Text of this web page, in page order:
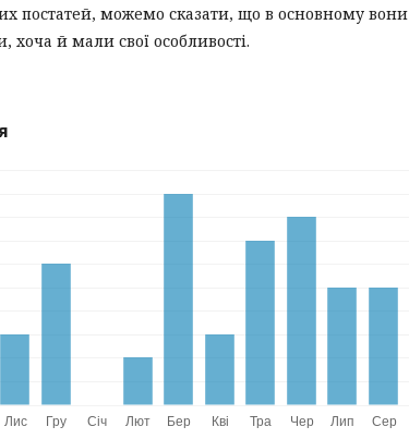
постатей, можемо сказати, що в основному вони
хоча й мали свої особливості.